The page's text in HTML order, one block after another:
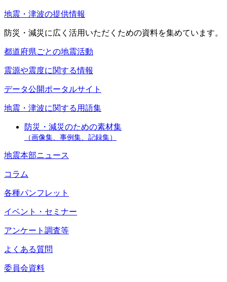
地震・津波の提供情報
防災・減災に広く活用いただくための資料を集めています。
都道府県ごとの地震活動
震源や震度に関する情報
データ公開ポータルサイト
地震・津波に関する用語集
防災・減災のための素材集
（画像集、事例集、記録集）
地震本部ニュース
コラム
各種パンフレット
イベント・セミナー
アンケート調査等
よくある質問
委員会資料